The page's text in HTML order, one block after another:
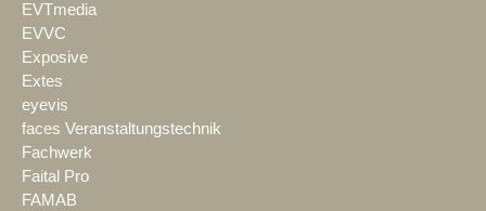
EVTmedia
EVVC
Exposive
Extes
eyevis
faces Veranstaltungstechnik
Fachwerk
Faital Pro
FAMAB